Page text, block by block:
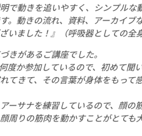
明で動きを追いやすく、シンプル
。動きの流れ、資料、アーカイブ
いました！』（呼吸器としての全身
きがあるご講座でした。
度か参加しているので、初めて聞
てきて、その言葉が身体をもって
ーサナを練習しているので、顔の
周りの筋肉を動かすことがとても